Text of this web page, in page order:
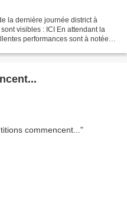
la dernière journée district à
visibles : ICI En attendant la
performances sont à notées